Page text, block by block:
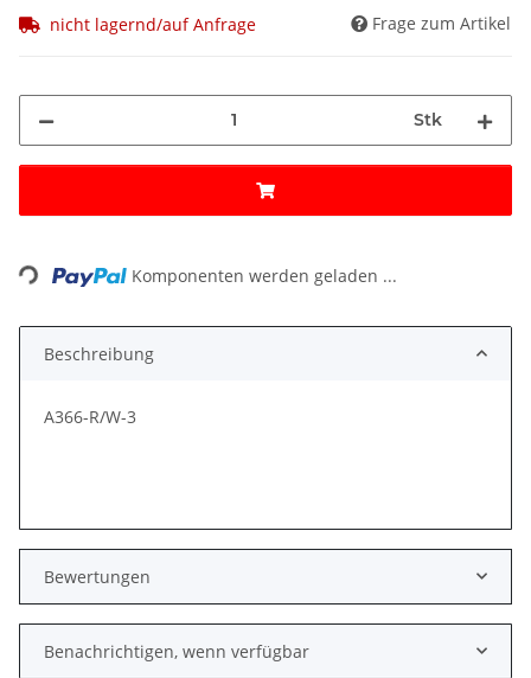
nicht lagernd/auf Anfrage Frage zum Artikel
Stk
Komponenten werden geladen ...
Beschreibung
A366-R/W-3
Bewertungen
Benachrichtigen, wenn verfügbar